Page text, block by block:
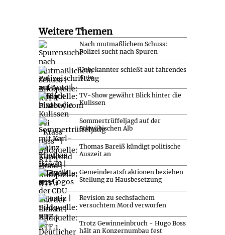
Weitere Themen
Nach mutmaßlichem Schuss:
Polizei sucht nach Spuren
Unbekannter schießt auf fahrendes
Auto
TV-Show gewährt Blick hinter die
Kulissen
Sommertrüffeljagd auf der
Schwäbischen Alb
Thomas Bareiß kündigt politische
Auszeit an
Gemeinderatsfraktionen beziehen
Stellung zu Hausbesetzung
Revision zu sechsfachem
versuchtem Mord verworfen
Trotz Gewinneinbruch - Hugo Boss
hält an Konzernumbau fest